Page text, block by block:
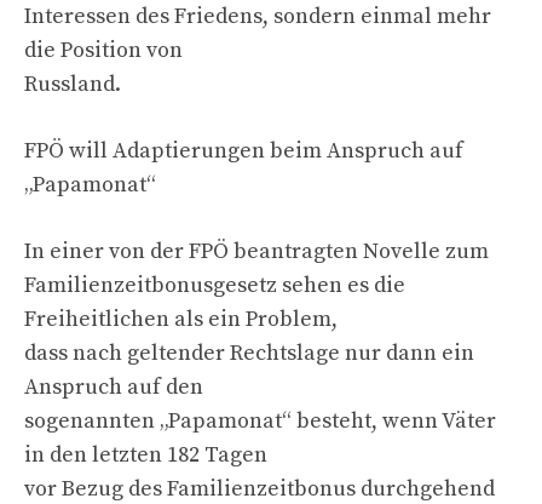
Interessen des Friedens, sondern einmal mehr
die Position von
Russland.
FPÖ will Adaptierungen beim Anspruch auf
„Papamonat“
In einer von der FPÖ beantragten Novelle zum
Familienzeitbonusgesetz sehen es die
Freiheitlichen als ein Problem,
dass nach geltender Rechtslage nur dann ein
Anspruch auf den
sogenannten „Papamonat“ besteht, wenn Väter
in den letzten 182 Tagen
vor Bezug des Familienzeitbonus durchgehend